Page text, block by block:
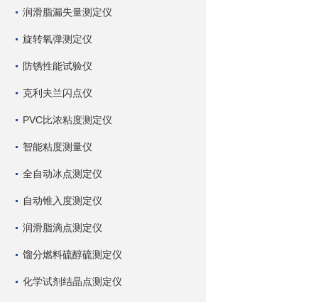
润滑脂漏失量测定仪
旋转氧弹测定仪
防锈性能试验仪
克利夫兰闪点仪
PVC比浓粘度测定仪
智能粘度测量仪
全自动冰点测定仪
自动锥入度测定仪
润滑脂滴点测定仪
馏分燃料硫醇硫测定仪
化学试剂结晶点测定仪